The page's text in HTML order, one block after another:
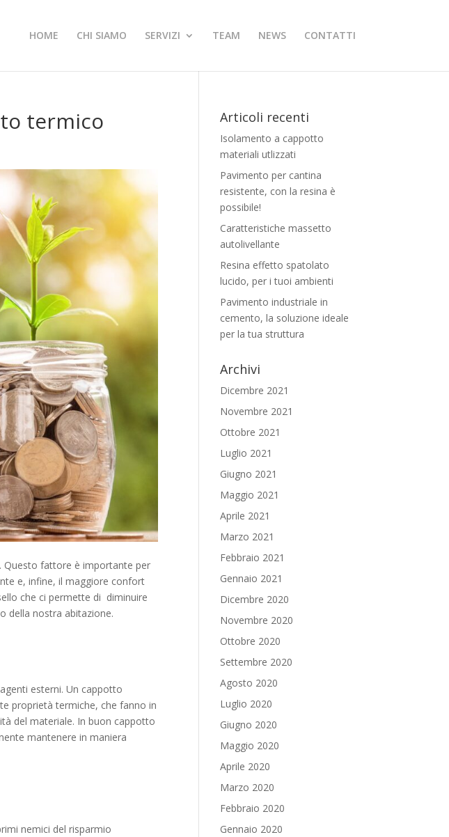
HOME CHI SIAMO SERVIZI TEAM NEWS CONTATTI
termico
Questo fattore è importante per
e, infine, il maggiore confort
che ci permette di diminuire
della nostra abitazione.
esterni. Un cappotto
proprietà termiche, che fanno in
del materiale. In buon cappotto
mantenere in maniera
nemici del risparmio
Articoli recenti
Isolamento a cappotto
materiali utlizzati
Pavimento per cantina
resistente, con la resina è
possibile!
Caratteristiche massetto
autolivellante
Resina effetto spatolato
lucido, per i tuoi ambienti
Pavimento industriale in
cemento, la soluzione ideale
per la tua struttura
Archivi
Dicembre 2021
Novembre 2021
Ottobre 2021
Luglio 2021
Giugno 2021
Maggio 2021
Aprile 2021
Marzo 2021
Febbraio 2021
Gennaio 2021
Dicembre 2020
Novembre 2020
Ottobre 2020
Settembre 2020
Agosto 2020
Luglio 2020
Giugno 2020
Maggio 2020
Aprile 2020
Marzo 2020
Febbraio 2020
Gennaio 2020